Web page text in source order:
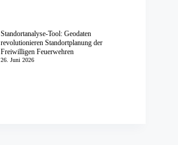
Standortanalyse-Tool: Geodaten
revolutionieren Standortplanung der
Freiwilligen Feuerwehren
26. Juni 2026